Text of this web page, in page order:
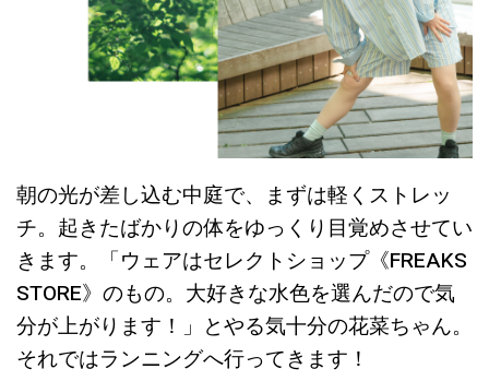
朝の光が差し込む中庭で、まずは軽くストレッ
チ。起きたばかりの体をゆっくり目覚めさせてい
きます。「ウェアはセレクトショップ《FREAKS
STORE》のもの。大好きな水色を選んだので気
分が上がります！」とやる気十分の花菜ちゃん。
それではランニングへ行ってきます！